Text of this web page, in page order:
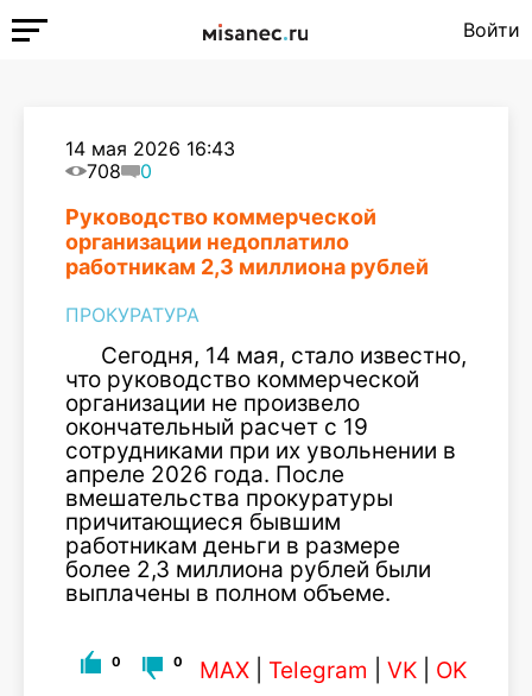
Войти
14 мая 2026 16:43
708
0
Руководство коммерческой
организации недоплатило
работникам 2,3 миллиона рублей
ПРОКУРАТУРА
Сегодня, 14 мая, стало известно,
что руководство коммерческой
организации не произвело
окончательный расчет с 19
сотрудниками при их увольнении в
апреле 2026 года. После
вмешательства прокуратуры
причитающиеся бывшим
работникам деньги в размере
более 2,3 миллиона рублей были
выплачены в полном объеме.
0 0 MAX Telegram VK OK